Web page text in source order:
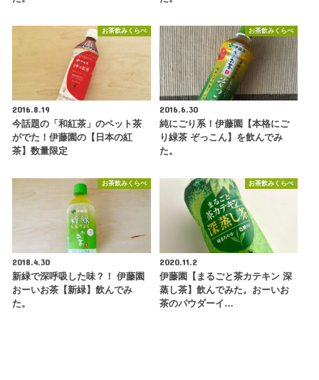
お茶飲みくらべ
2016.8.19
今話題の「和紅茶」のペット茶
がでた！伊藤園の【日本の紅
茶】数量限定
お茶飲みくらべ
2016.6.30
純にごり系！伊藤園【本格にご
り緑茶 ぞっこん】を飲んでみ
た。
お茶飲みくらべ
2018.4.30
新緑で深呼吸した味？！ 伊藤園
おーいお茶【新緑】飲んでみ
た。
お茶飲みくらべ
2020.11.2
伊藤園【まるごと茶カテキン 深
蒸し茶】飲んでみた。おーいお
茶のパウダーイ…